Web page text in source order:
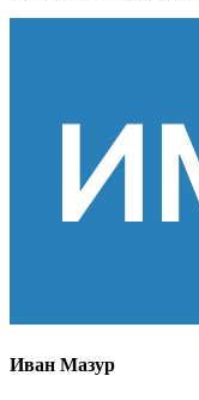
Иван Мазур